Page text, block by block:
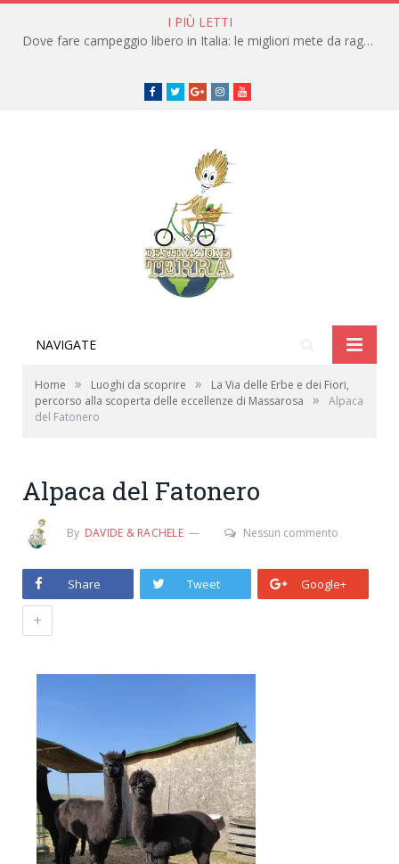
I PIÙ LETTI
Dove fare campeggio libero in Italia: le migliori mete da raggiungere in traghetto
Facebook
TwitterGoogle+instagramyoutube
NAVIGATE
Home » Luoghi da scoprire »
La Via delle Erbe e dei Fiori,
percorso alla scoperta delle eccellenze di Massarosa
»
Alpaca
del Fatonero
Alpaca del Fatonero
By DAVIDE & RACHELE Nessun commento
Share Tweet Google+
+